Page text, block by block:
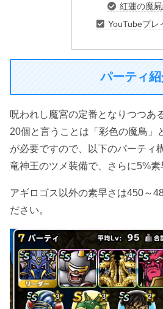
紅蓮の魔
YouTubeプレ
パーティ
呪われし魔宮の定番となりつつあ
20個と言うことは「彩色の魔鳥」
が必要ですので、以下のパーティ
竜神王のツメ装備で、さらに5%素
アギロゴス以外の素早さは450～
ださい。